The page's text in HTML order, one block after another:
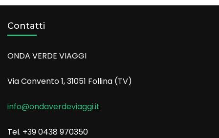
Contatti
ONDA VERDE VIAGGI
Via Convento 1, 31051 Follina (TV)
info@ondaverdeviaggi.it
Tel. +39 0438 970350